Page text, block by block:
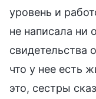
уровень и
не написала ни
свидетельства
что у нее есть
это, сестры